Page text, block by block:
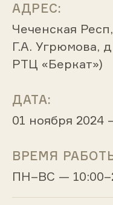
АДРЕС:
Чеченская
Г.А. Угрюмова,
РТЦ «Беркат»)
ДАТА:
01 ноября 2024
ВРЕМЯ
ПН–ВС —